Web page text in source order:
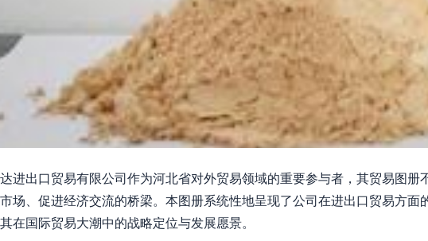
进出口贸易有限公司作为河北省对外贸易领域的重要参与者，其贸易图
场、促进经济交流的桥梁。本图册系统性地呈现了公司在进出口贸易方
在国际贸易大潮中的战略定位与发展愿景。